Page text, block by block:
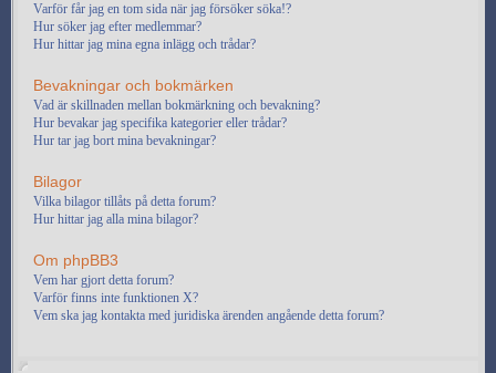
Varför får jag en tom sida när jag försöker söka!?
Hur söker jag efter medlemmar?
Hur hittar jag mina egna inlägg och trådar?
Bevakningar och bokmärken
Vad är skillnaden mellan bokmärkning och bevakning?
Hur bevakar jag specifika kategorier eller trådar?
Hur tar jag bort mina bevakningar?
Bilagor
Vilka bilagor tillåts på detta forum?
Hur hittar jag alla mina bilagor?
Om phpBB3
Vem har gjort detta forum?
Varför finns inte funktionen X?
Vem ska jag kontakta med juridiska ärenden angående detta forum?